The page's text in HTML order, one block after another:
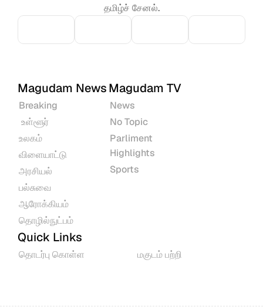
தமிழ்ச் சேனல்.
Magudam News
Breaking
உள்ளூர்
உலகம்
விளையாட்டு
அரசியல்
பல்சுவை
ஆரோக்கியம்
தொழில்நுட்பம்
Magudam TV
News
No Topic
Parliment
Highlights
Sports
Quick Links
தொடர்பு கொள்ள மகுடம் பற்றி